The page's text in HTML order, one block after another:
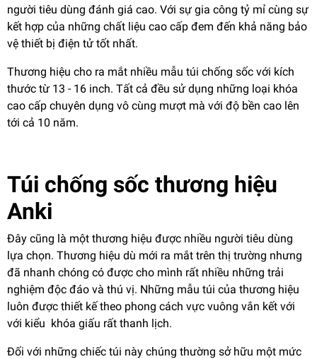
người tiêu dùng đánh giá cao. Với sự gia công tỷ mỉ cùng sự
kết hợp của những chất liệu cao cấp đem đến khả năng bảo
vệ thiết bị điện tử tốt nhất.
Thương hiệu cho ra mắt nhiều mẫu túi chống sốc với kích
thước từ 13 - 16 inch. Tất cả đều sử dụng những loại khóa
cao cấp chuyên dụng vô cùng mượt mà với độ bền cao lên
tới cả 10 năm.
Túi chống sốc thương hiệu
Anki
Đây cũng là một thương hiệu được nhiều người tiêu dùng
lựa chọn. Thương hiệu dù mới ra mắt trên thị trường nhưng
đã nhanh chóng có được cho mình rất nhiều những trải
nghiệm độc đáo và thú vị. Những mẫu túi của thương hiệu
luôn được thiết kế theo phong cách vực vuông vắn kết với
với kiểu khóa giấu rất thanh lịch.
Đối với những chiếc túi này chúng thường sở hữu một mức